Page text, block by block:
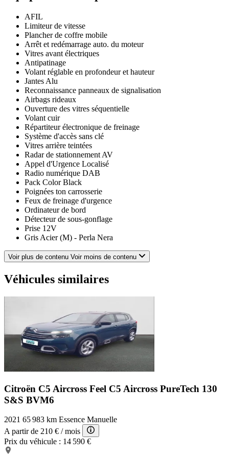
AFIL
Limiteur de vitesse
Plancher de coffre mobile
Arrêt et redémarrage auto. du moteur
Vitres avant électriques
Antipatinage
Volant réglable en profondeur et hauteur
Jantes Alu
Reconnaissance panneaux de signalisation
Airbags rideaux
Ouverture des vitres séquentielle
Volant cuir
Répartiteur électronique de freinage
Système d'accès sans clé
Vitres arrière teintées
Radar de stationnement AV
Appel d'Urgence Localisé
Radio numérique DAB
Pack Color Black
Poignées ton carrosserie
Feux de freinage d'urgence
Ordinateur de bord
Détecteur de sous-gonflage
Prise 12V
Gris Acier (M) - Perla Nera
Fonction MP3
Vitres arrière électriques
Airbag passager déconnectable
Lampes de lecture à l'avant
Rétroviseurs électriques
Banquette 1/3-2/3
Témoin de bouclage des ceintures AV
Système de prévention des collisions
Rétroviseurs dégivrants
Lunette arrière teintée
Radar de stationnement AR
Feux de jour à LED
Système de détection de somnolence
Phares antibrouillard
Verrouillage centralisé des portes
ABS
Rétroviseurs rabattables électriquement
Voir plus de contenu Voir moins de contenu
Véhicules similaires
Citroën C5 Aircross Feel C5 Aircross PureTech 130
S&S BVM6
2021 65 983 km Essence Manuelle
A partir de 210 € / mois
Prix du véhicule : 14 590 €